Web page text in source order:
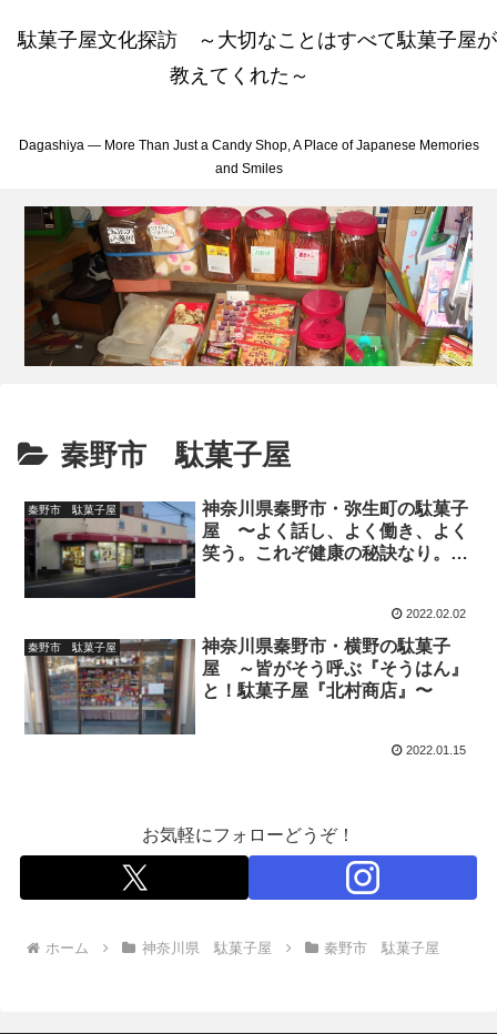
駄菓子屋文化探訪 ～大切なことはすべて駄菓子屋が
教えてくれた～
Dagashiya — More Than Just a Candy Shop, A Place of Japanese Memories
and Smiles
秦野市 駄菓子屋
秦野市 駄菓子屋
神奈川県秦野市・弥生町の駄菓子
屋 〜よく話し、よく働き、よく
笑う。これぞ健康の秘訣なり。駄
2022.02.02
秦野市 駄菓子屋
神奈川県秦野市・横野の駄菓子
屋 ～皆がそう呼ぶ『そうはん』
と！駄菓子屋『北村商店』〜
2022.01.15
お気軽にフォローどうぞ！
ホーム 神奈川県 駄菓子屋 秦野市 駄菓子屋